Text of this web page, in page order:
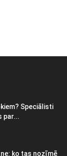
Speciālisti
par...
ko tas nozīmē